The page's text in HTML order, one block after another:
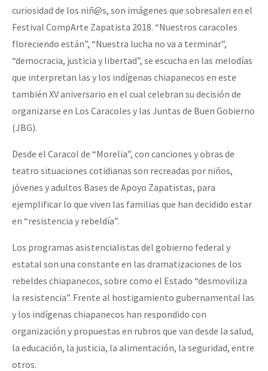
curiosidad de los niñ@s, son imágenes que sobresalen en el
Festival CompArte Zapatista 2018. “Nuestros caracoles
floreciendo están”, “Nuestra lucha no va a terminar”,
“democracia, justicia y libertad”, se escucha en las melodías
que interpretan las y los indígenas chiapanecos en este
también XV aniversario en el cual celebran su decisión de
organizarse en Los Caracoles y las Juntas de Buen Gobierno
(JBG).
Desde el Caracol de “Morelia”, con canciones y obras de
teatro situaciones cotidianas son recreadas por niños,
jóvenes y adultos Bases de Apoyo Zapatistas, para
ejemplificar lo que viven las familias que han decidido estar
en “resistencia y rebeldía”.
Los programas asistencialistas del gobierno federal y
estatal son una constante en las dramatizaciones de los
rebeldes chiapanecos, sobre como el Estado “desmoviliza
la resistencia”. Frente al hostigamiento gubernamental las
y los indígenas chiapanecos han respondido con
organización y propuestas en rubros que van desde la salud,
la educación, la justicia, la alimentación, la seguridad, entre
otros.